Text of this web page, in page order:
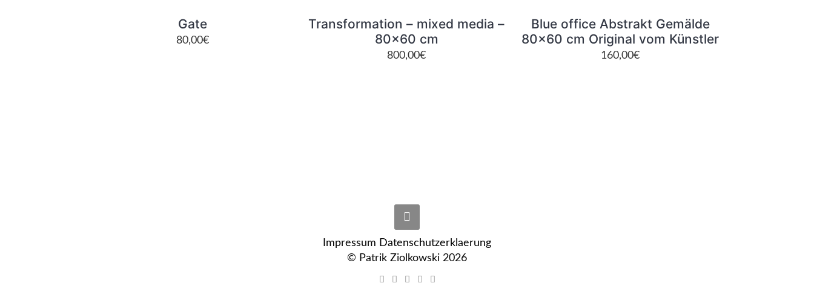
Gate
80,00€
Transformation – mixed media –
80×60 cm
800,00€
Blue office Abstrakt Gemälde
80×60 cm Original vom Künstler
160,00€
Impressum Datenschutzerklaerung
© Patrik Ziolkowski 2026